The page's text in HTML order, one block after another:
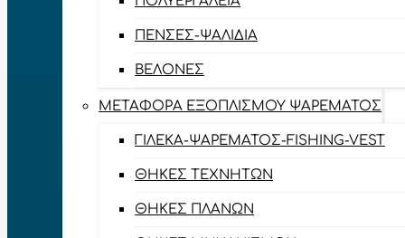
ΠΈΝΣΕΣ-ΨΑΛΊΔΙΑ
ΒΕΛΌΝΕΣ
ΜΕΤΑΦΟΡΆ ΕΞΟΠΛΙΣΜΟΎ ΨΑΡΈΜΑΤΟΣ
ΓΙΛΈΚΑ-ΨΑΡΈΜΑΤΟΣ-FISHING-VEST
ΘΉΚΕΣ ΤΕΧΝΗΤΏΝ
ΘΉΚΕΣ ΠΛΆΝΩΝ